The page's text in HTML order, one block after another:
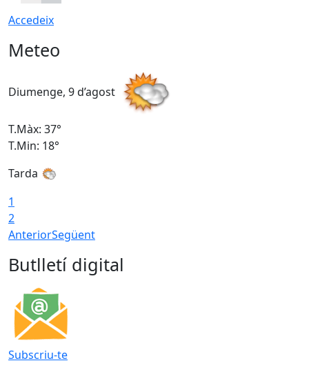
Accedeix
Meteo
Diumenge, 9 d’agost
T.Màx: 37°
T.Min: 18°
Tarda
1
2
AnteriorSegüent
Butlletí digital
Subscriu-te